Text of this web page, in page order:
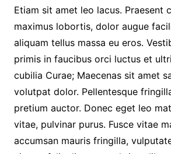
Etiam sit amet leo lacus. Praesent
maximus lobortis, dolor augue
aliquam tellus massa eu eros.
primis in faucibus orci luctus et
cubilia Curae; Maecenas sit amet
volutpat dolor. Pellentesque
pretium auctor. Donec eget leo
vitae, pulvinar purus. Fusce vitae
accumsan mauris fringilla,